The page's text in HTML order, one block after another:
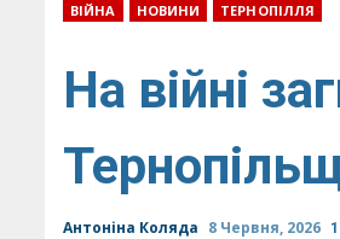
ВІЙНА НОВИНИ ТЕРНОПІЛЛЯ
На війні
Антоніна Коляда 8 Червня, 2026